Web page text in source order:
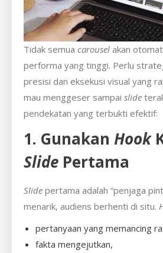
Tidak semua carousel akan
performa yang tinggi. Perlu
presisi dan eksekusi visual yang
mau menggeser sampai slide
pendekatan yang terbukti efektif:
1. Gunakan Hook
Slide Pertama
Slide pertama adalah “penjaga
menarik, audiens berhenti di situ.
pertanyaan yang memancing
fakta mengejutkan,